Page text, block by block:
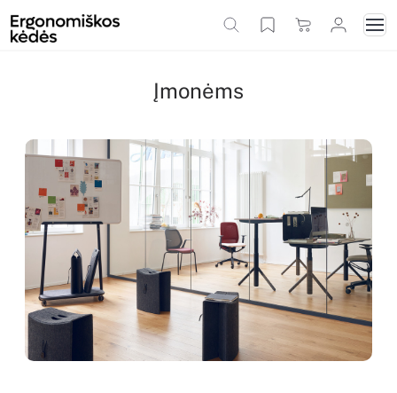
Įmonėms